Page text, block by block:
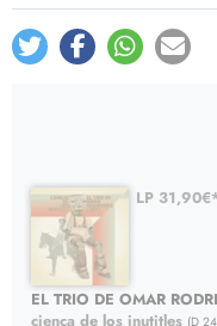
LP
EL TRIO DE OMAR
cienca de los inutitles (D